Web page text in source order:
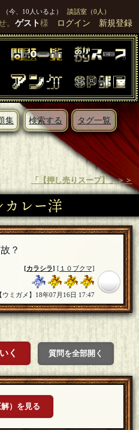
（今、10人いるよ） 談話室（0人）
。 ゲスト様 ログイン 新規登録
集 検索する タグ一覧
「【押し売りスープ】」＞＞
カレー洋
？
[カラシラ] [１０ブクマ]
ウミガメ】18年07月16日 17:47
く 質問を全部開く
）を見る